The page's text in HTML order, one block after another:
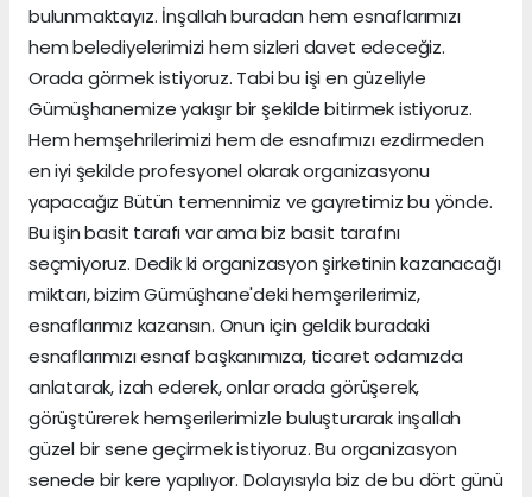
bulunmaktayız. İnşallah buradan hem esnaflarımızı
hem belediyelerimizi hem sizleri davet edeceğiz.
Orada görmek istiyoruz. Tabi bu işi en güzeliyle
Gümüşhanemize yakışır bir şekilde bitirmek istiyoruz.
Hem hemşehrilerimizi hem de esnafımızı ezdirmeden
en iyi şekilde profesyonel olarak organizasyonu
yapacağız Bütün temennimiz ve gayretimiz bu yönde.
Bu işin basit tarafı var ama biz basit tarafını
seçmiyoruz. Dedik ki organizasyon şirketinin kazanacağı
miktarı, bizim Gümüşhane'deki hemşerilerimiz,
esnaflarımız kazansın. Onun için geldik buradaki
esnaflarımızı esnaf başkanımıza, ticaret odamızda
anlatarak, izah ederek, onlar orada görüşerek,
görüştürerek hemşerilerimizle buluşturarak inşallah
güzel bir sene geçirmek istiyoruz. Bu organizasyon
senede bir kere yapılıyor. Dolayısıyla biz de bu dört günü